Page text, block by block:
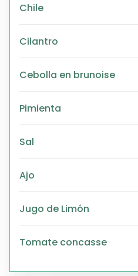
Chile
Cilantro
Cebolla en brunoise
Pimienta
Sal
Ajo
Jugo de Limón
Tomate concasse